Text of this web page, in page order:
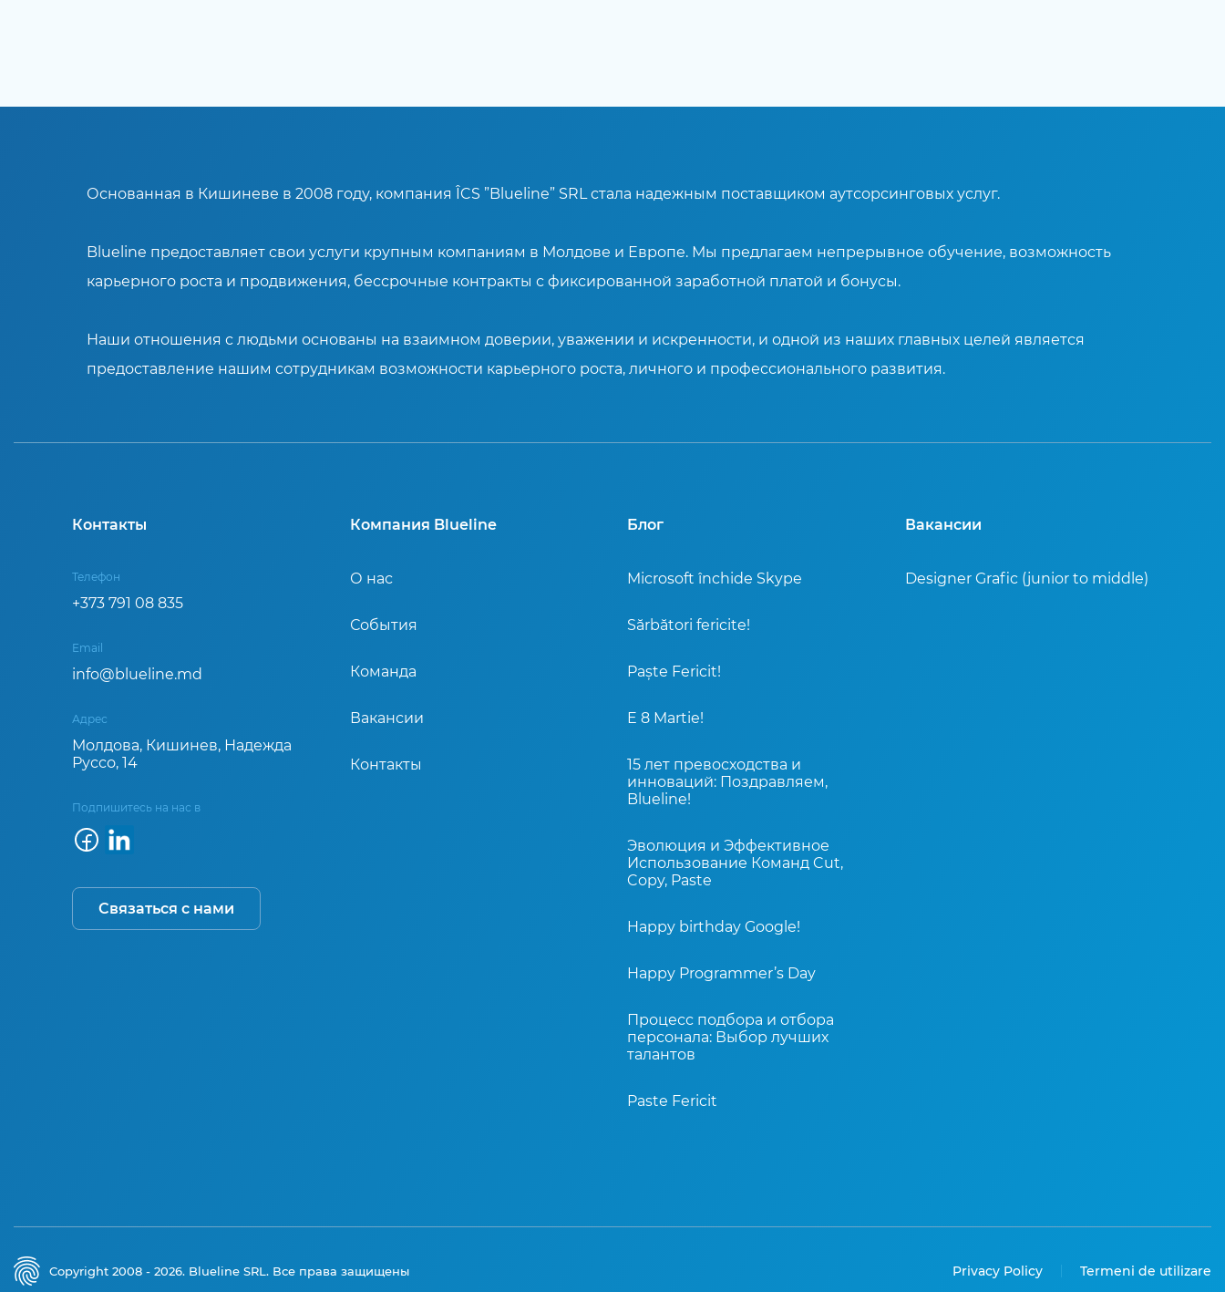
Основанная в Кишиневе в 2008 году, компания ÎCS ”Blueline” SRL стала надежным поставщиком аутсорсинговых услуг.
Blueline предоставляет свои услуги крупным компаниям в Молдове и Европе. Мы предлагаем непрерывное обучение, возможность
карьерного роста и продвижения, бессрочные контракты с фиксированной заработной платой и бонусы.
Наши отношения с людьми основаны на взаимном доверии, уважении и искренности, и одной из наших главных целей является
предоставление нашим сотрудникам возможности карьерного роста, личного и профессионального развития.
Контакты
Телефон
+373 791 08 835
Email
info@blueline.md
Адрес
Молдова, Кишинев, Надежда
Руссо, 14
Подпишитесь на нас в
Связаться с нами
Компания Blueline
О нас
События
Команда
Вакансии
Контакты
Блог
Microsoft închide Skype
Sărbători fericite!
Paște Fericit!
E 8 Martie!
15 лет превосходства и
инноваций: Поздравляем,
Blueline!
Эволюция и Эффективное
Использование Команд Cut,
Copy, Paste
Happy birthday Google!
Happy Programmer’s Day
Процесс подбора и отбора
персонала: Выбор лучших
талантов
Paste Fericit
Вакансии
Designer Grafic (junior to middle)
Copyright 2008 - 2026. Blueline SRL. Все права защищены Privacy Policy Termeni de utilizare